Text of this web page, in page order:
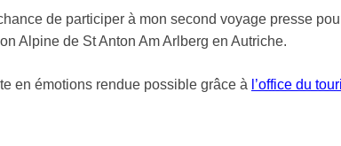
de participer à mon second voyage presse
Alpine de St Anton Am Arlberg en Autriche.
en émotions rendue possible grâce à l’office du